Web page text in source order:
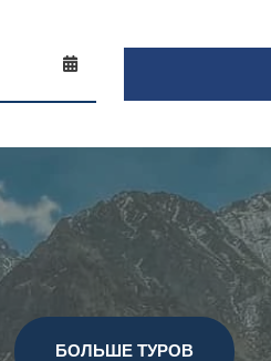
БОЛЬШЕ ТУРОВ